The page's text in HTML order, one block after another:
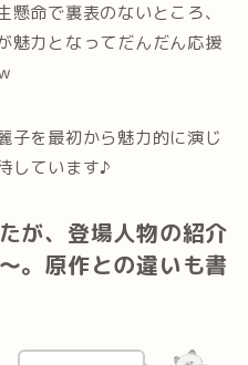
命で裏表のないところ、
魅力となってだんだん応援
子を最初から魅力的に演じ
しています♪
が、登場人物の紹介
。原作との違いも書